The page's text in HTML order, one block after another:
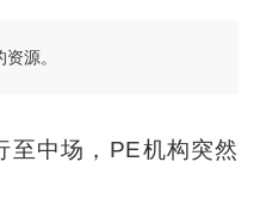
源。
至中场，PE机构突然